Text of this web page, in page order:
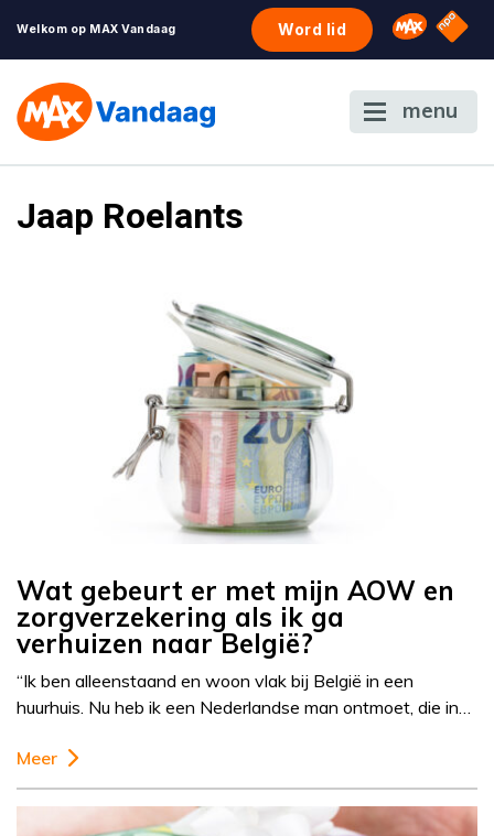
Welkom op MAX Vandaag Word lid Omroep
NPO
menu
Jaap Roelants
Wat gebeurt er met mijn AOW en
zorgverzekering als ik ga
verhuizen naar België?
“Ik ben alleenstaand en woon vlak bij België in een
huurhuis. Nu heb ik een Nederlandse man ontmoet, die in…
Meer